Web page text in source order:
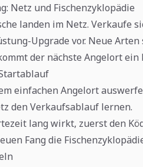
Netz und Fischenzyklopädie
landen im Netz. Verkaufe
Upgrade vor. Neue
der nächste Angelort ein
einfachen Angelort
den Verkaufsablauf lernen.
lang wirkt, zuerst den
Fang die